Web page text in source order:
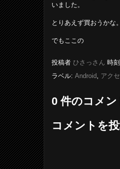
いました。
とりあえず買おうかな
でもここの
投稿者 ひさっさん 時
ラベル: Android アク
0 件のコメン
コメントを